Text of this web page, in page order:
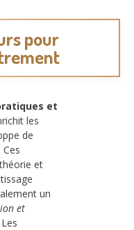
pour
et
les
de
et
un
et
Les